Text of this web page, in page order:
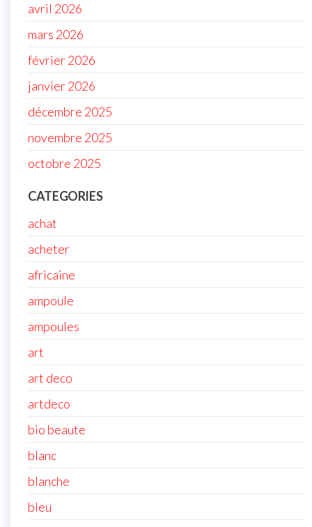
avril 2026
mars 2026
février 2026
janvier 2026
décembre 2025
novembre 2025
octobre 2025
CATEGORIES
achat
acheter
africaine
ampoule
ampoules
art
art deco
artdeco
bio beaute
blanc
blanche
bleu